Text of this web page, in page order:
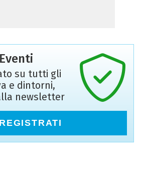
su tutti gli
e dintorni,
newsletter
REGISTRATI